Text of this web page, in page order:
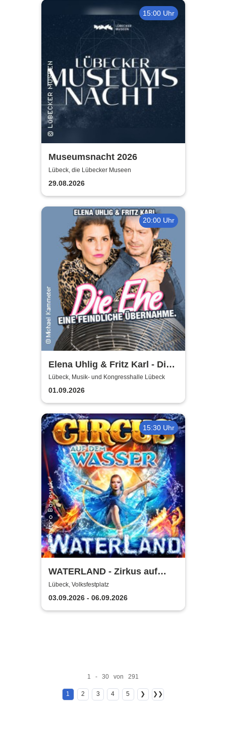
15:00 Uhr
Museumsnacht 2026
Lübeck, die Lübecker Museen
29.08.2026
20:00 Uhr
Elena Uhlig & Fritz Karl - Die
Ehe - eine feindliche
Übernahme
Lübeck, Musik- und Kongresshalle Lübeck
01.09.2026
15:30 Uhr
WATERLAND - Zirkus auf
dem Wasser | Lübeck
Lübeck, Volksfestplatz
03.09.2026 - 06.09.2026
1 - 30 von 291
1 2 3 4 5 ❯ ❯❯